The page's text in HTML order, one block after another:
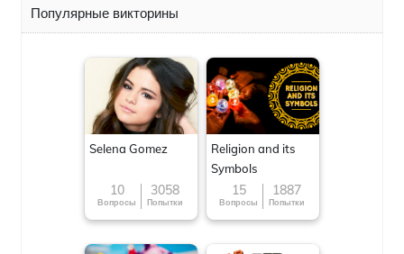
Популярные викторины
Selena Gomez
10
Вопросы
3058
Попытки
Religion and its
Symbols
15
Вопросы
1887
Попытки